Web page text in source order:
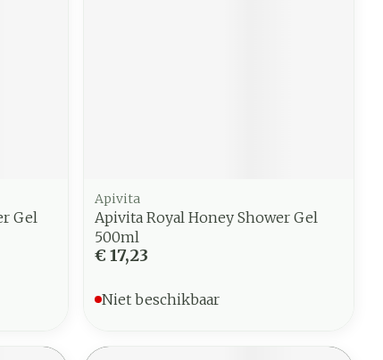
Gel
Apivita
Apivita Royal Honey Shower Gel
500ml
€ 17,23
Niet beschikbaar